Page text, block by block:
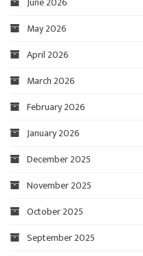
May 2026
April 2026
March 2026
February 2026
January 2026
December 2025
November 2025
October 2025
September 2025